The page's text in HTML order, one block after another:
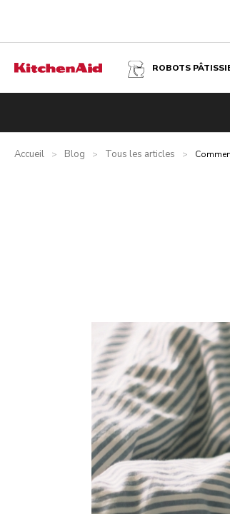
ROBOTS
Accueil > Blog > Tous les articles >